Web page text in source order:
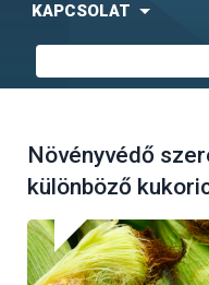
KAPCSOLAT
Növényvédő
különböző